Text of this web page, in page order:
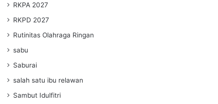
RKPA 2027
RKPD 2027
Rutinitas Olahraga Ringan
sabu
Saburai
salah satu ibu relawan
Sambut Idulfitri